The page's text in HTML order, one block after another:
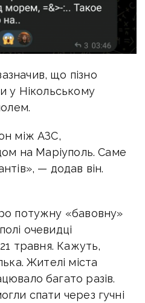
що пізно
у Нікольському
між АЗС,
на Маріуполь. Саме
— додав він.
потужну «бавовну»
очевидці
травня. Кажуть,
Жителі міста
багато разів.
спати через гучні